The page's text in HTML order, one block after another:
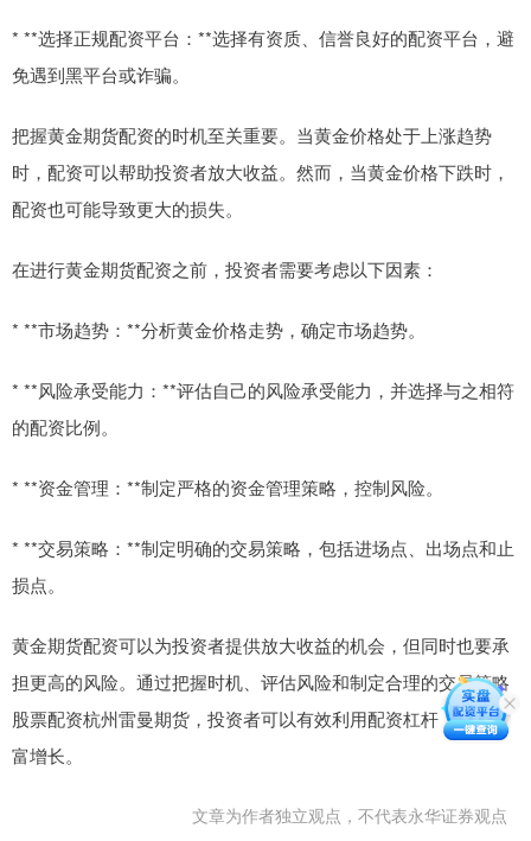
* **选择正规配资平台：**选择有资质、信誉良好的配资平台，避
免遇到黑平台或诈骗。
把握黄金期货配资的时机至关重要。当黄金价格处于上涨趋势
时，配资可以帮助投资者放大收益。然而，当黄金价格下跌时，
配资也可能导致更大的损失。
在进行黄金期货配资之前，投资者需要考虑以下因素：
* **市场趋势：**分析黄金价格走势，确定市场趋势。
* **风险承受能力：**评估自己的风险承受能力，并选择与之相符
的配资比例。
* **资金管理：**制定严格的资金管理策略，控制风险。
* **交易策略：**制定明确的交易策略，包括进场点、出场点和止
损点。
黄金期货配资可以为投资者提供放大收益的机会，但同时也要承
担更高的风险。通过把握时机、评估风险和制定合理的交易策略
股票配资杭州雷曼期货，投资者可以有效利用配资杠杆，撬动财
富增长。
文章为作者独立观点，不代表永华证券观点